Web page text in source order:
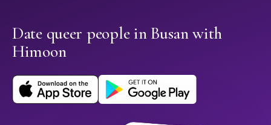
Date queer people in Busan with
Himoon